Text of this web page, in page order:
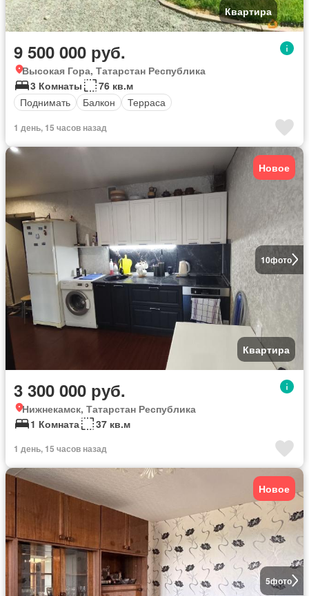
Квартира
9 500 000 руб.
Высокая Гора, Татарстан Республика
3 Комнаты
76 кв.м
Поднимать
Балкон Терраса
1 день, 15 часов назад
10фото
Новое
Квартира
3 300 000 руб.
Нижнекамск, Татарстан Республика
1 Комната
37 кв.м
1 день, 15 часов назад
5фото
Новое